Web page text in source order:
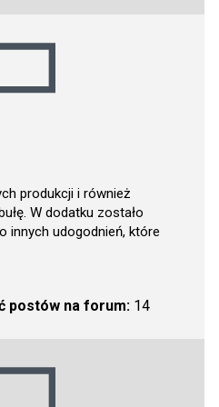
produkcji i również
W dodatku zostało
innych udogodnień, które
postów na forum:14